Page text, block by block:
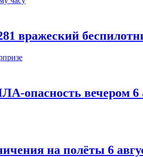
вражеский
опасность вечером 6
на полёты 6